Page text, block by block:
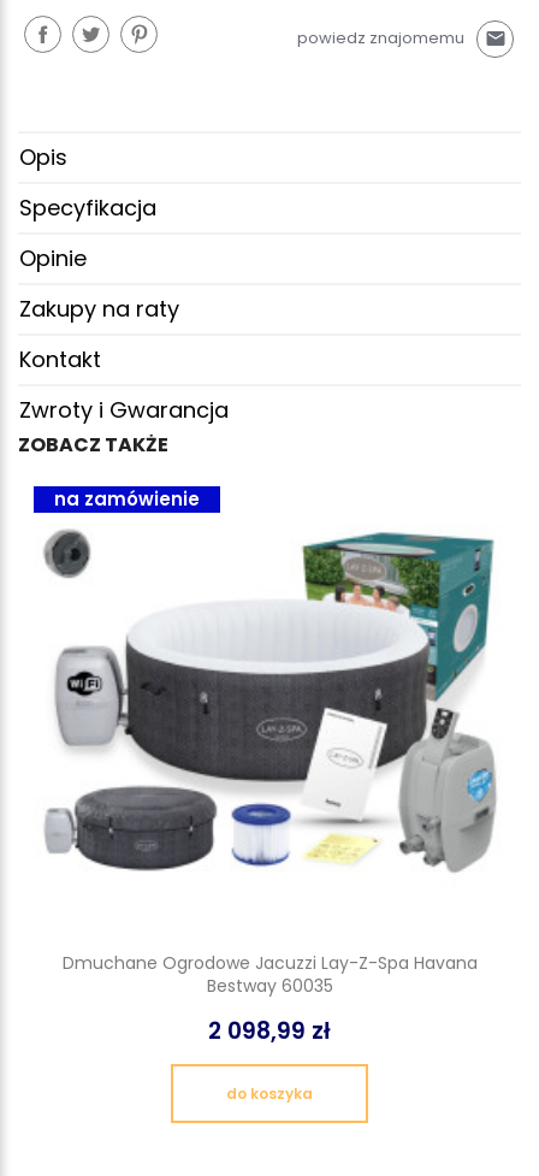
powiedz znajomemu mail
Opis
Specyfikacja
Opinie
Zakupy na raty
Kontakt
Zwroty i Gwarancja
ZOBACZ TAKŻE
Dmuchane Ogrodowe Jacuzzi Lay-Z-Spa Havana
Bestway 60035
2 098,99 zł
do koszyka
na zamówienie